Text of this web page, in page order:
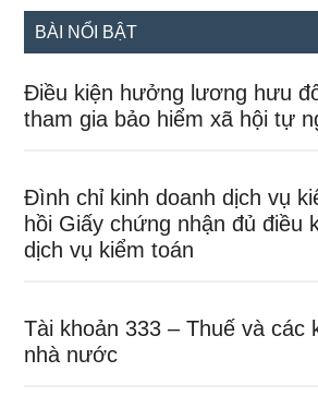
...
BÀI NỔI BẬT
Điều kiện hưởng lương hưu
tham gia bảo hiểm xã hội tự
Đình chỉ kinh doanh dịch vụ
hồi Giấy chứng nhận đủ điều
dịch vụ kiểm toán
Tài khoản 333 – Thuế và các
nhà nước